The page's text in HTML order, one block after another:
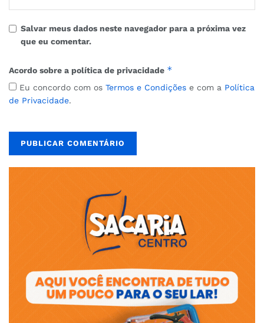
Salvar meus dados neste navegador para a próxima vez
que eu comentar.
Acordo sobre a política de privacidade *
Eu concordo com os Termos e Condições e com a Política
de Privacidade.